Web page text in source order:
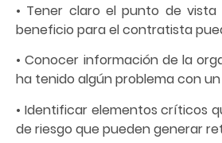
• Tener claro el punto de
beneficio para el contratista
• Conocer información de la
ha tenido algún problema con
• Identificar elementos críticos
de riesgo que pueden generar